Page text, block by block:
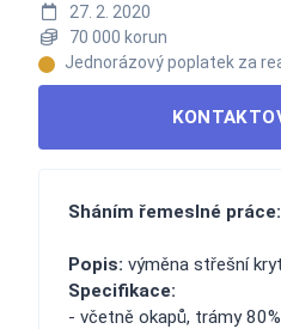
27. 2. 2020
70 000 korun
Jednorázový poplatek za
Sháním řemeslné práce:
Popis: výměna střešní
Specifikace:
- včetně okapů, trámy